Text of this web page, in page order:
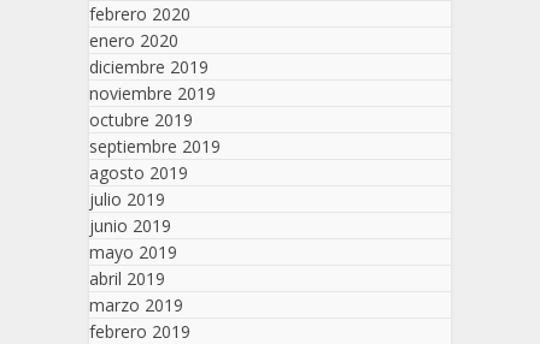
febrero 2020
enero 2020
diciembre 2019
noviembre 2019
octubre 2019
septiembre 2019
agosto 2019
julio 2019
junio 2019
mayo 2019
abril 2019
marzo 2019
febrero 2019